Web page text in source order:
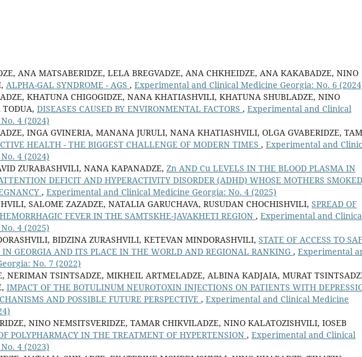
ANA MATSABERIDZE, LELA BREGVADZE, ANA CHKHEIDZE, ANA KAKABADZE, NINO
ALPHA-GAL SYNDROME - AGS , Experimental and Clinical Medicine Georgia: No. 6
KHATUNA CHIGOGIDZE, NANA KHATIASHVILI, KHATUNA SHUBLADZE, NINO
DISEASES CAUSED BY ENVIRONMENTAL FACTORS , Experimental and Clinical
4 (2024)
INGA GVINERIA, MANANA JURULI, NANA KHATIASHVILI, OLGA GVABERIDZE,
HEALTH - THE BIGGEST CHALLENGE OF MODERN TIMES , Experimental and
4 (2024)
ZURABASHVILI, NANA KAPANADZE, Zn AND Cu LEVELS IN THE BLOOD PLASMA IN
DEFICIT AND HYPERACTIVITY DISORDER (ADHD) WHOSE MOTHERS SMOKED
, Experimental and Clinical Medicine Georgia: No. 4 (2025)
SALOME ZAZADZE, NATALIA GARUCHAVA, RUSUDAN CHOCHISHVILI, SPREAD OF
FEVER IN THE SAMTSKHE-JAVAKHETI REGION , Experimental and
4 (2025)
BIDZINA ZURASHVILI, KETEVAN MINDORASHVILI, STATE OF ACCESS TO
GEORGIA AND ITS PLACE IN THE WORLD AND REGIONAL RANKING , Experimental
No. 7 (2022)
NERIMAN TSINTSADZE, MIKHEIL ARTMELADZE, ALBINA KADJAIA, MURAT
IMPACT OF THE BOTULINUM NEUROTOXIN INJECTIONS ON PATIENTS WITH
AND POSSIBLE FUTURE PERSPECTIVE , Experimental and Clinical Medicine
NINO NEMSITSVERIDZE, TAMAR CHIKVILADZE, NINO KALATOZISHVILI, IOSEB
POLYPHARMACY IN THE TREATMENT OF HYPERTENSION , Experimental and Clinical
4 (2023)